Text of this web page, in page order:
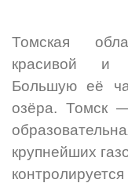
Томская
красивой и
Большую её
озёра. Томск
крупнейших